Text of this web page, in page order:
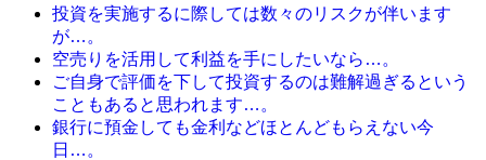
投資を実施するに際しては数々のリスクが伴います
が…。
空売りを活用して利益を手にしたいなら…。
ご自身で評価を下して投資するのは難解過ぎるという
こともあると思われます…。
銀行に預金しても金利などほとんどもらえない今
日…。